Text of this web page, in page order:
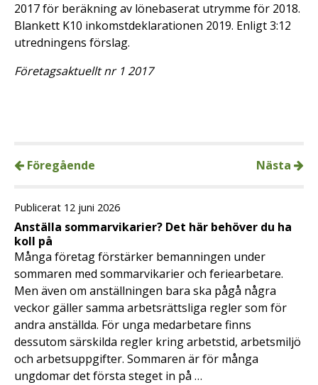
2017 för beräkning av lönebaserat utrymme för 2018.
Blankett K10 inkomstdeklarationen 2019. Enligt 3:12
utredningens förslag.
Företagsaktuellt nr 1 2017
Föregående Nästa
Publicerat 12 juni 2026
Anställa sommarvikarier? Det här behöver du ha
koll på
Många företag förstärker bemanningen under
sommaren med sommarvikarier och feriearbetare.
Men även om anställningen bara ska pågå några
veckor gäller samma arbetsrättsliga regler som för
andra anställda. För unga medarbetare finns
dessutom särskilda regler kring arbetstid, arbetsmiljö
och arbetsuppgifter. Sommaren är för många
ungdomar det första steget in på …